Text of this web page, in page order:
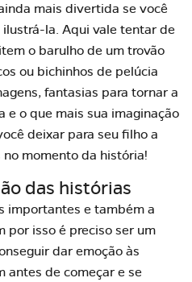
mais divertida se você
la. Aqui vale tentar de
o barulho de um trovão
ou bichinhos de pelúcia
fantasias para tornar a
e o que mais sua imaginação
deixar para seu filho a
momento da história!
das histórias
importantes e também a
por isso é preciso ser um
dar emoção às
antes de começar e se